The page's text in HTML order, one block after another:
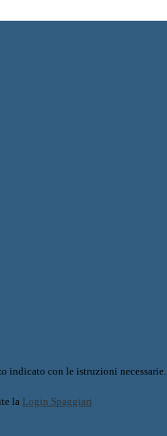
indicato con le istruzioni necessarie.
la Login Spaggiari